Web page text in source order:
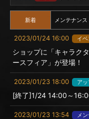
新着 メンテナンス
2023/01/24 16:00 イベ
ショップに「キャラク
ースフィア」が登場！
2023/01/23 18:00 ア
[終了]1/24 14:00～
2023/01/23 13:54 メ